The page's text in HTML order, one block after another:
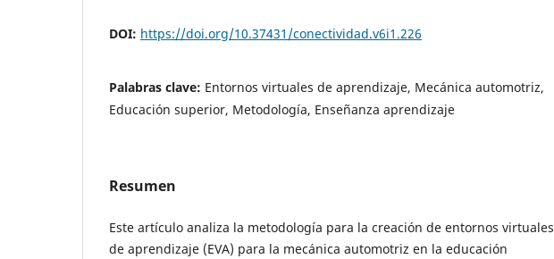
DOI: https://doi.org/10.37431/conectividad.v6i1.226
Palabras clave: Entornos virtuales de aprendizaje, Mecánica automotriz,
Educación superior, Metodología, Enseñanza aprendizaje
Resumen
Este artículo analiza la metodología para la creación de entornos virtuales
de aprendizaje (EVA) para la mecánica automotriz en la educación